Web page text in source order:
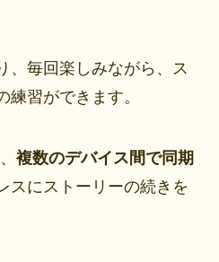
、毎回楽しみながら、ス
練習ができます。
複数のデバイス間で同期
スにストーリーの続きを